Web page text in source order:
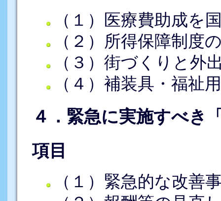
（１）医療費助成を
（２）所得保障制度
（３）街づくりと外
（４）補装具・福祉
４．緊急に実施すべき
項目
（１）緊急的な改善